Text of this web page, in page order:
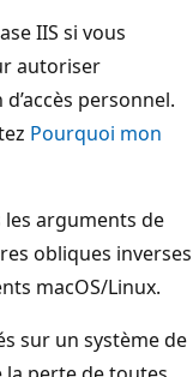
IIS si vous
autoriser
personnel.
Pourquoi mon
arguments de
obliques inverses
macOS/Linux.
sur un système de